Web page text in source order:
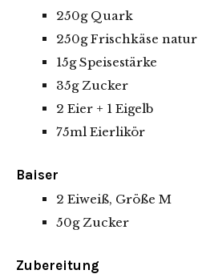
250g Quark
250g Frischkäse natur
15g Speisestärke
35g Zucker
2 Eier + 1 Eigelb
75ml Eierlikör
Baiser
2 Eiweiß, Größe M
50g Zucker
Zubereitung